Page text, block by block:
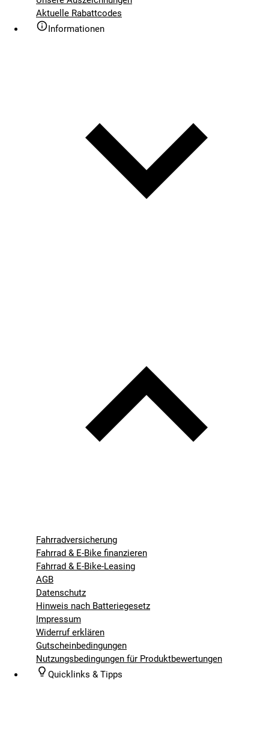
Aktuelle Rabattcodes
Informationen
Fahrradversicherung
Fahrrad & E-Bike finanzieren
Fahrrad & E-Bike-Leasing
AGB
Datenschutz
Hinweis nach Batteriegesetz
Impressum
Widerruf erklären
Gutscheinbedingungen
Nutzungsbedingungen für Produktbewertungen
Quicklinks & Tipps